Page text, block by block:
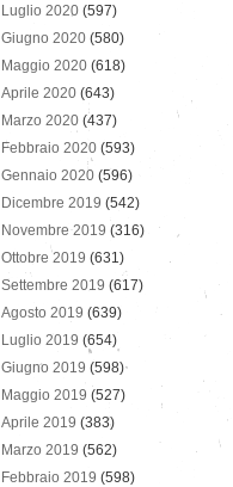
Luglio 2020 (597)
Giugno 2020 (580)
Maggio 2020 (618)
Aprile 2020 (643)
Marzo 2020 (437)
Febbraio 2020 (593)
Gennaio 2020 (596)
Dicembre 2019 (542)
Novembre 2019 (316)
Ottobre 2019 (631)
Settembre 2019 (617)
Agosto 2019 (639)
Luglio 2019 (654)
Giugno 2019 (598)
Maggio 2019 (527)
Aprile 2019 (383)
Marzo 2019 (562)
Febbraio 2019 (598)